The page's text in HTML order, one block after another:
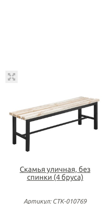
Скамья уличная, без
спинки (4 бруса)
Артикул: СТК-010769